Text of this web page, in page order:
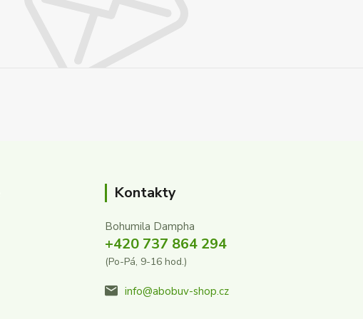
Kontakty
Bohumila Dampha
+420 737 864 294
(Po-Pá, 9-16 hod.)
info@abobuv-shop.cz